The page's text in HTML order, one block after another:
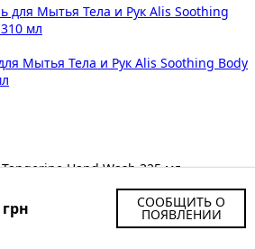
СООБЩИТЬ О
ПОЯВЛЕНИИ
Мытья Тела и Рук Alis Soothing Body
Hand Wash 325 мл